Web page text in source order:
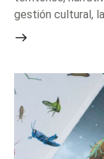
gestión cultural,